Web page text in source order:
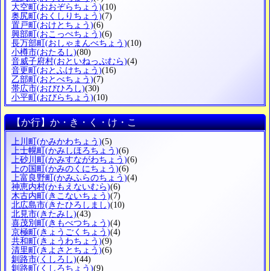
大空町 (おおぞらちょう)(10)
奥尻町 (おくしりちょう)(7)
置戸町 (おけとちょう)(6)
興部町 (おこっぺちょう)(6)
長万部町 (おしゃまんべちょう)(10)
小樽市(おたるし)(80)
音威子府村(おといねっぷむら)(4)
音更町 (おとふけちょう)(16)
乙部町 (おとべちょう)(7)
帯広市(おびひろし)(30)
小平町 (おびらちょう)(10)
【か行】か・き・く・け・こ
上川町(かみかわちょう)(5)
上士幌町(かみしほろちょう)(6)
上砂川町(かみすながわちょう)(6)
上の国町(かみのくにちょう)(6)
上富良野町(かみふらのちょう)(4)
神恵内村(かもえないむら)(6)
木古内町(きこないちょう)(7)
北広島市(きたひろしまし)(10)
北見市(きたみし)(43)
喜茂別町(きもべつちょう)(4)
京極町(きょうごくちょう)(4)
共和町(きょうわちょう)(9)
清里町(きよさとちょう)(6)
釧路市(くしろし)(44)
釧路町(くしろちょう)(9)